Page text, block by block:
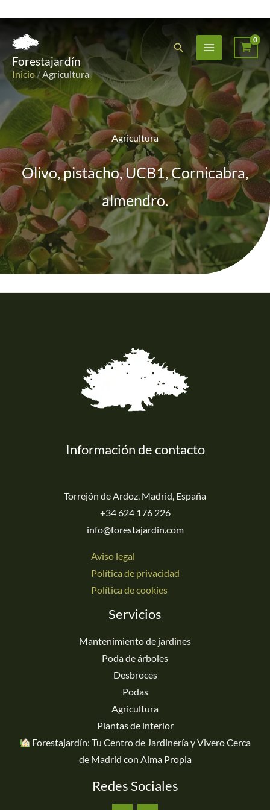
contenido
Forestajardín
Buscar
Inicio/ Agricultura
Agricultura
Olivo, pistacho, UCB1, Cornicabra,
almendro.
Información de contacto
Torrejón de Ardoz, Madrid, España
+34 624 176 226
info@forestajardin.com
Aviso legal
Política de privacidad
Política de cookies
Servicios
Mantenimiento de jardines
Poda de árboles
Desbroces
Podas
Agricultura
Plantas de interior
Forestajardín: Tu Centro de Jardinería y Vivero Cerca
de Madrid con Alma Propia
Redes Sociales